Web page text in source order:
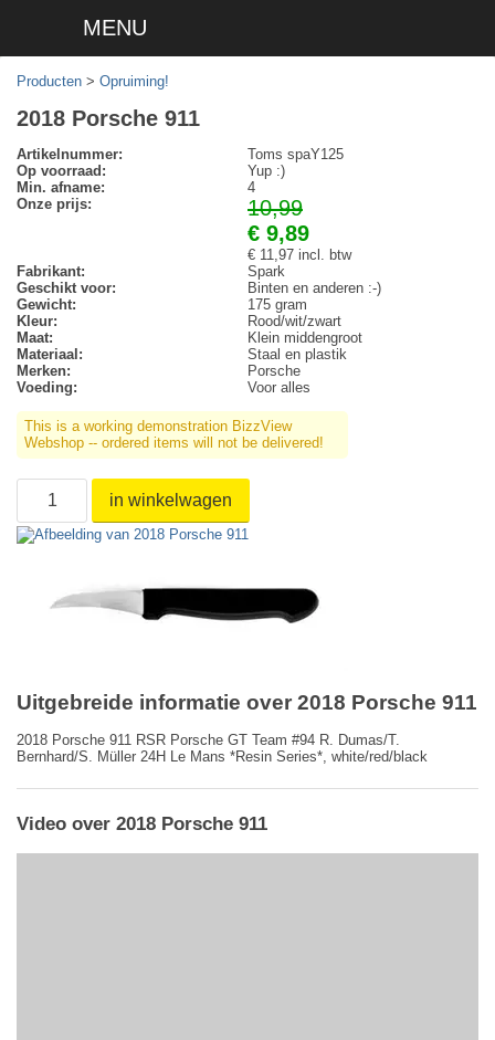
MENU
Producten > Opruiming!
2018 Porsche 911
Artikelnummer:
Toms spaY125
Op voorraad:
Yup :)
Min. afname:
4
Onze prijs:
10,99
€ 9,89
€ 11,97 incl. btw
Fabrikant:
Spark
Geschikt voor:
Binten en anderen :-)
Gewicht:
175 gram
Kleur:
Rood/wit/zwart
Maat:
Klein middengroot
Materiaal:
Staal en plastik
Merken:
Porsche
Voeding:
Voor alles
This is a working demonstration BizzView
Webshop -- ordered items will not be delivered!
in winkelwagen
Uitgebreide informatie over 2018 Porsche 911
2018 Porsche 911 RSR Porsche GT Team #94 R. Dumas/T.
Bernhard/S. Müller 24H Le Mans *Resin Series*, white/red/black
Video over 2018 Porsche 911